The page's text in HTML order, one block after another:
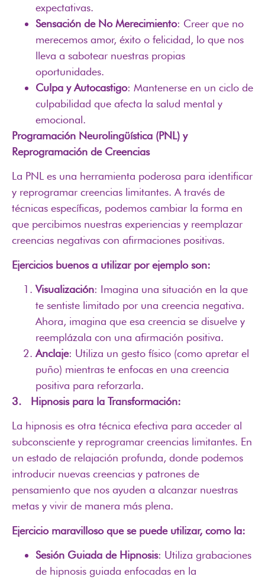
expectativas.
Sensación de No Merecimiento: Creer que no
merecemos amor, éxito o felicidad, lo que nos
lleva a sabotear nuestras propias
oportunidades.
Culpa y Autocastigo: Mantenerse en un ciclo de
culpabilidad que afecta la salud mental y
emocional.
Programación Neurolingüística (PNL) y
Reprogramación de Creencias
La PNL es una herramienta poderosa para identificar
y reprogramar creencias limitantes. A través de
técnicas específicas, podemos cambiar la forma en
que percibimos nuestras experiencias y reemplazar
creencias negativas con afirmaciones positivas.
Ejercicios buenos a utilizar por ejemplo son:
Visualización: Imagina una situación en la que
te sentiste limitado por una creencia negativa.
Ahora, imagina que esa creencia se disuelve y
reemplázala con una afirmación positiva.
Anclaje: Utiliza un gesto físico (como apretar el
puño) mientras te enfocas en una creencia
positiva para reforzarla.
3. Hipnosis para la Transformación:
La hipnosis es otra técnica efectiva para acceder al
subconsciente y reprogramar creencias limitantes. En
un estado de relajación profunda, donde podemos
introducir nuevas creencias y patrones de
pensamiento que nos ayuden a alcanzar nuestras
metas y vivir de manera más plena.
Ejercicio maravilloso que se puede utilizar, como la:
Sesión Guiada de Hipnosis: Utiliza grabaciones
de hipnosis guiada enfocadas en la